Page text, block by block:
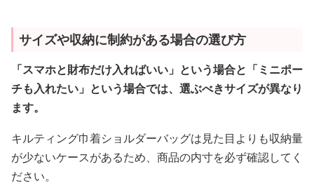
サイズや収納に制約がある場合の選び方
「スマホと財布だけ入ればいい」という場合と「ミニポー
チも入れたい」という場合では、選ぶべきサイズが異なり
ます。
キルティング巾着ショルダーバッグは見た目よりも収納量
が少ないケースがあるため、商品の内寸を必ず確認してく
ださい。